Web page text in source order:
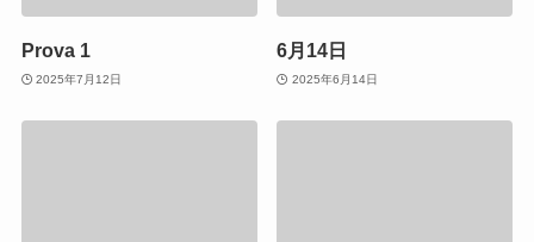
Prova 1
2025年7月12日
6月14日
2025年6月14日